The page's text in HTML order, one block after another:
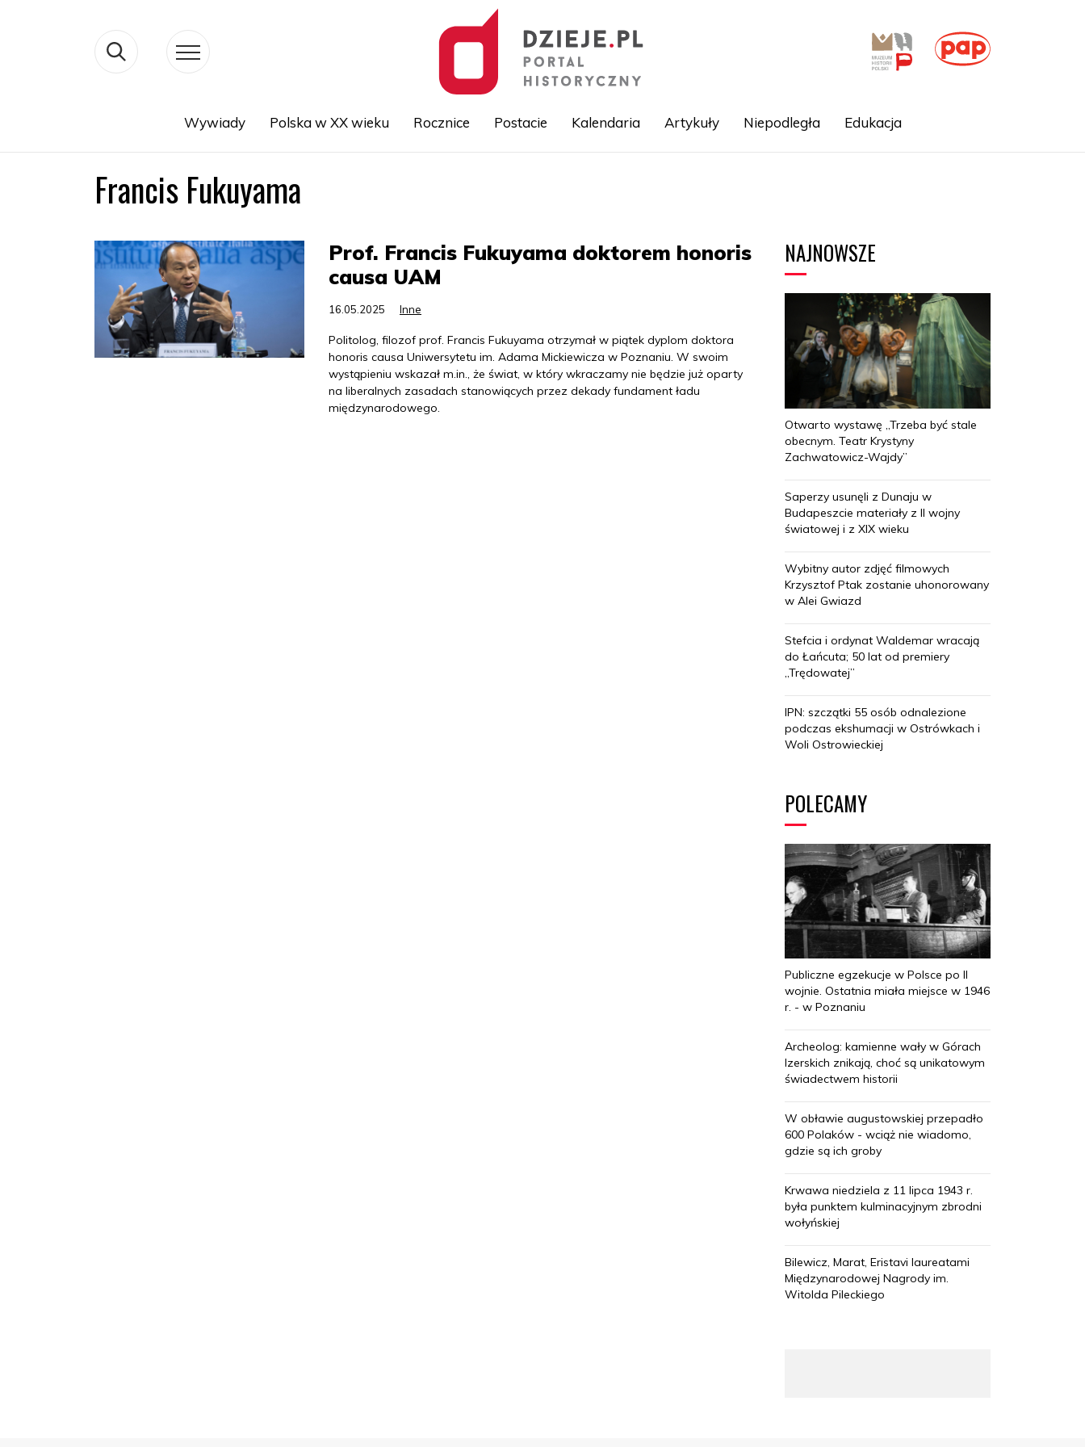
Wywiady Polska w XX wieku Rocznice Postacie Kalendaria Artykuły Niepodległa Edukacja
Francis Fukuyama
Prof. Francis Fukuyama doktorem honoris
causa UAM
16.05.2025 Inne
Politolog, filozof prof. Francis Fukuyama otrzymał w piątek dyplom doktora
honoris causa Uniwersytetu im. Adama Mickiewicza w Poznaniu. W swoim
wystąpieniu wskazał m.in., że świat, w który wkraczamy nie będzie już oparty
na liberalnych zasadach stanowiących przez dekady fundament ładu
międzynarodowego.
NAJNOWSZE
Otwarto wystawę „Trzeba być stale
obecnym. Teatr Krystyny
Zachwatowicz-Wajdy”
Saperzy usunęli z Dunaju w
Budapeszcie materiały z II wojny
światowej i z XIX wieku
Wybitny autor zdjęć filmowych
Krzysztof Ptak zostanie uhonorowany
w Alei Gwiazd
Stefcia i ordynat Waldemar wracają
do Łańcuta; 50 lat od premiery
„Trędowatej”
IPN: szczątki 55 osób odnalezione
podczas ekshumacji w Ostrówkach i
Woli Ostrowieckiej
POLECAMY
Publiczne egzekucje w Polsce po II
wojnie. Ostatnia miała miejsce w 1946
r. - w Poznaniu
Archeolog: kamienne wały w Górach
Izerskich znikają, choć są unikatowym
świadectwem historii
W obławie augustowskiej przepadło
600 Polaków - wciąż nie wiadomo,
gdzie są ich groby
Krwawa niedziela z 11 lipca 1943 r.
była punktem kulminacyjnym zbrodni
wołyńskiej
Bilewicz, Marat, Eristavi laureatami
Międzynarodowej Nagrody im.
Witolda Pileckiego